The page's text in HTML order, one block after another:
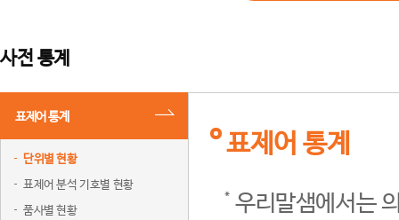
사전 통계
표제어 통계
단위별 현황
표제어 분석 기호별 현황
품사별 현황
표제어 통계
우리말샘에서는